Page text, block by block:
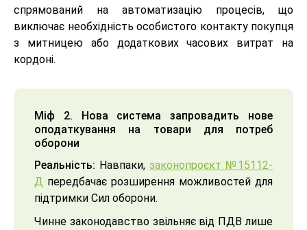
спрямований на автоматизацію процесів, що
виключає необхідність особистого контакту покупця
з митницею або додаткових часових витрат на
кордоні.
Міф 2. Нова система запровадить нове
оподаткування на товари для потреб
оборони
Реальність: Навпаки, законопроєкт №15112-
Д передбачає розширення можливостей для
підтримки Сил оборони.
Чинне законодавство звільняє від ПДВ лише